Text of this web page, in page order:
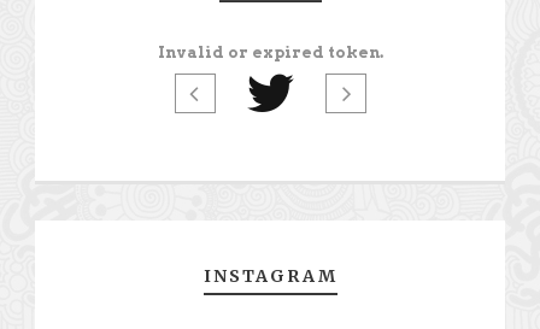
Invalid or expired token.
INSTAGRAM